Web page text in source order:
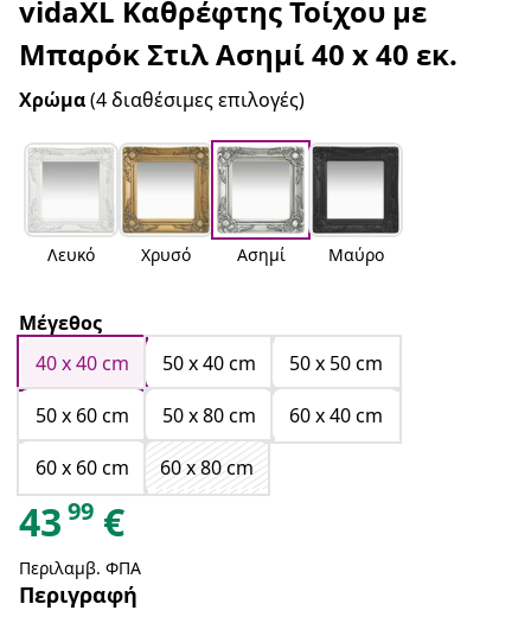
vidaXL Καθρέφτης Τοίχου με
Μπαρόκ Στιλ Ασημί 40 x 40 εκ.
Χρώμα(4 διαθέσιμες επιλογές)
Λευκό Χρυσό Ασημί Μαύρο
Μέγεθος
40 x 40 cm
50 x 40 cm
50 x 50 cm
50 x 60 cm
50 x 80 cm
60 x 40 cm
60 x 60 cm
60 x 80 cm
43 99 €
Περιλαμβ. ΦΠΑ
Περιγραφή